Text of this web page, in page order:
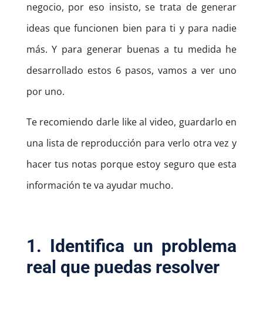
negocio, por eso insisto, se trata de generar
ideas que funcionen bien para ti y para nadie
más.Y para generar buenas a tu medida he
desarrollado estos 6 pasos, vamos a ver uno
por uno.
Te recomiendo darle like al video, guardarlo en
una lista de reproducción para verlo otra vez y
hacer tus notas porque estoy seguro que esta
información te va ayudar mucho.
1. Identifica un problema
real que puedas resolver